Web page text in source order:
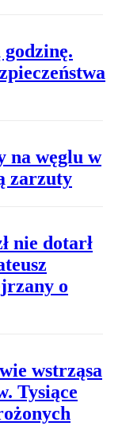
na węglu w
zarzuty
nie dotarł
o
wstrząsa
Tysiące